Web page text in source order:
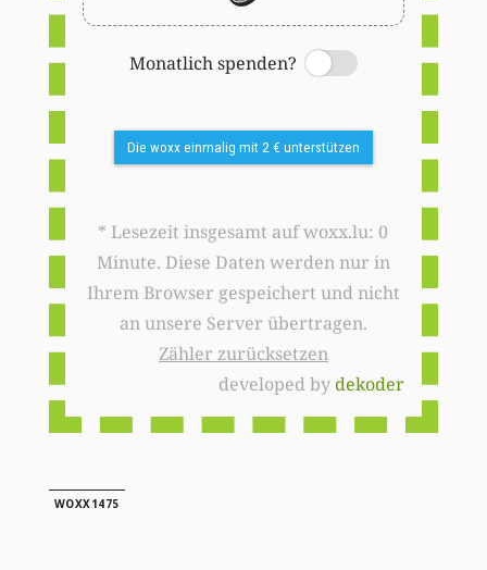
Monatlich spenden?
Switch
Die woxx einmalig mit 2 € unterstützen
* Lesezeit insgesamt auf woxx.lu: 0
Minute. Diese Daten werden nur in
Ihrem Browser gespeichert und nicht
an unsere Server übertragen.
Zähler zurücksetzen
developed bydekoder
WOXX1475